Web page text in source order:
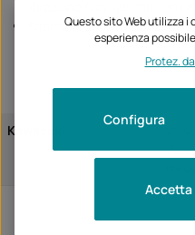
Ottima vestibilità e qualità
Kawasaki
Questo sito Web utilizza i
esperienza
Protez.
Configura